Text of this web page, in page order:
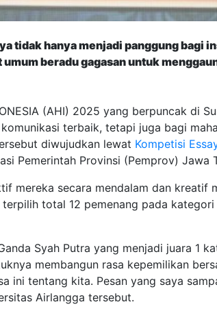
tidak hanya menjadi panggung bagi
beradu gagasan untuk
(AHI) 2025 yang berpuncak di
terbaik, tetapi juga bagi
diwujudkan lewat Kompetisi
Pemerintah Provinsi (Pemprov) Jawa
mereka secara mendalam dan kreatif
total 12 pemenang pada kategori
Syah Putra yang menjadi juara 1
membangun rasa kepemilikan
ini tentang kita. Pesan yang saya
Airlangga tersebut.